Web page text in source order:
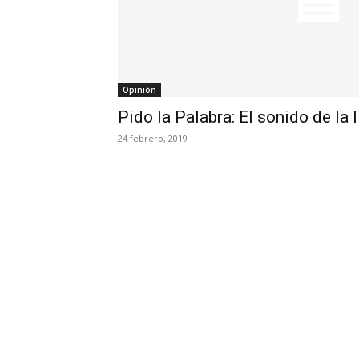
Opinión
Pido la Palabra: El sonido de la
24 febrero, 2019